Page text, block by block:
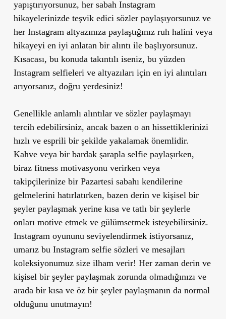
yapıştırıyorsunuz, her sabah Instagram
hikayelerinizde teşvik edici sözler paylaşıyorsunuz ve
her Instagram altyazınıza paylaştığınız ruh halini veya
hikayeyi en iyi anlatan bir alıntı ile başlıyorsunuz.
Kısacası, bu konuda takıntılı iseniz, bu yüzden
Instagram selfieleri ve altyazıları için en iyi alıntıları
arıyorsanız, doğru yerdesiniz!
Genellikle anlamlı alıntılar ve sözler paylaşmayı
tercih edebilirsiniz, ancak bazen o an hissettiklerinizi
hızlı ve esprili bir şekilde yakalamak önemlidir.
Kahve veya bir bardak şarapla selfie paylaşırken,
biraz fitness motivasyonu verirken veya
takipçilerinize bir Pazartesi sabahı kendilerine
gelmelerini hatırlatırken, bazen derin ve kişisel bir
şeyler paylaşmak yerine kısa ve tatlı bir şeylerle
onları motive etmek ve gülümsetmek isteyebilirsiniz.
Instagram oyununu seviyelendirmek istiyorsanız,
umarız bu Instagram selfie sözleri ve mesajları
koleksiyonumuz size ilham verir! Her zaman derin ve
kişisel bir şeyler paylaşmak zorunda olmadığınızı ve
arada bir kısa ve öz bir şeyler paylaşmanın da normal
olduğunu unutmayın!